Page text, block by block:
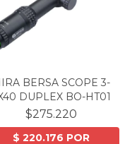
BERSA SCOPE 3-
DUPLEX BO-HT01
$275.220